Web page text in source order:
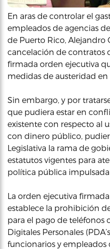
En aras de controlar el
empleados de agencias
de Puerto Rico, Alejandro
cancelación de contratos
firmada orden ejecutiva
medidas de austeridad
Sin embargo, y por
que pudiera estar en
existente con respecto al
con dinero público,
Legislativa la rama de
estatutos vigentes para
política pública impulsada
La orden ejecutiva
establece la prohibición
para el pago de teléfonos
Digitales Personales
funcionarios y empleados